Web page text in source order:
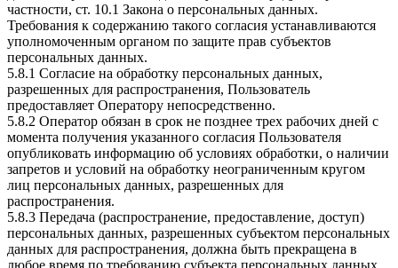
частности, ст. 10.1 Закона о персональных данных.
Требования к содержанию такого согласия устанавливаются
уполномоченным органом по защите прав субъектов
персональных данных.
5.8.1 Согласие на обработку персональных данных,
разрешенных для распространения, Пользователь
предоставляет Оператору непосредственно.
5.8.2 Оператор обязан в срок не позднее трех рабочих дней с
момента получения указанного согласия Пользователя
опубликовать информацию об условиях обработки, о наличии
запретов и условий на обработку неограниченным кругом
лиц персональных данных, разрешенных для
распространения.
5.8.3 Передача (распространение, предоставление, доступ)
персональных данных, разрешенных субъектом персональных
данных для распространения, должна быть прекращена в
любое время по требованию субъекта персональных данных.